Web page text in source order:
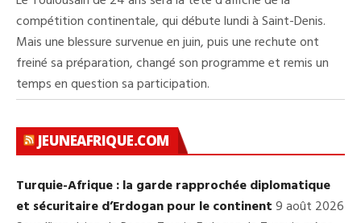
compétition continentale, qui débute lundi à Saint-Denis.
Mais une blessure survenue en juin, puis une rechute ont
freiné sa préparation, changé son programme et remis un
temps en question sa participation.
JEUNEAFRIQUE.COM
Turquie-Afrique : la garde rapprochée diplomatique
et sécuritaire d’Erdogan pour le continent9 août 2026